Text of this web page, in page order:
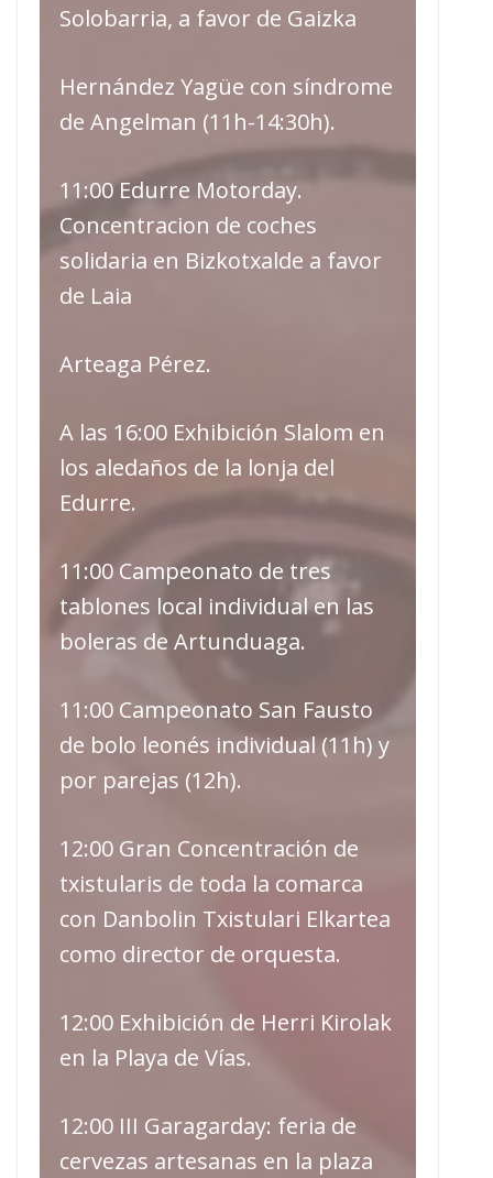
Solobarria, a favor de Gaizka
Hernández Yagüe con síndrome
de Angelman (11h-14:30h).
11:00 Edurre Motorday.
Concentracion de coches
solidaria en Bizkotxalde a favor
de Laia
Arteaga Pérez.
A las 16:00 Exhibición Slalom en
los aledaños de la lonja del
Edurre.
11:00 Campeonato de tres
tablones local individual en las
boleras de Artunduaga.
11:00 Campeonato San Fausto
de bolo leonés individual (11h) y
por parejas (12h).
12:00 Gran Concentración de
txistularis de toda la comarca
con Danbolin Txistulari Elkartea
como director de orquesta.
12:00 Exhibición de Herri Kirolak
en la Playa de Vías.
12:00 III Garagarday: feria de
cervezas artesanas en la plaza